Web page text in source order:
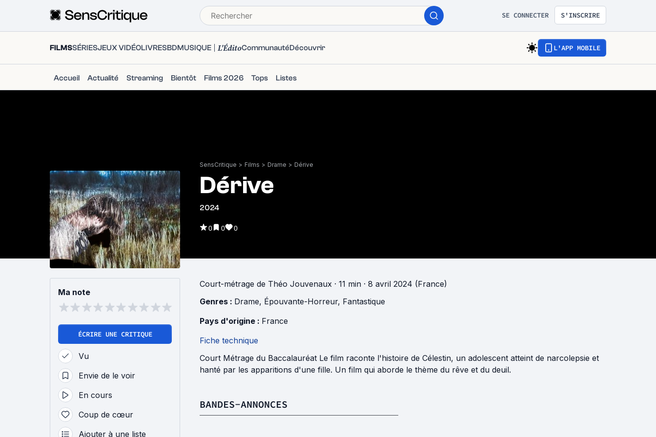
SE CONNECTER S'INSCRIRE
FILMSSÉRIESJEUX VIDÉOLIVRESBDMUSIQUE L'ÉditoCommunautéDécouvrir L'APP MOBILE
Accueil Actualité Streaming Bientôt Films 2026 Tops Listes
SensCritique > Films > Drame > Dérive
Dérive
2024
0 0 0
Ma note
ÉCRIRE UNE CRITIQUE
Vu
Envie de le voir
En cours
Coup de cœur
Ajouter à une liste
Court-métrage de Théo Jouvenaux · 11 min · 8 avril 2024 (France)
Genres : Drame, Épouvante-Horreur, Fantastique
Pays d'origine : France
Fiche technique
Court Métrage du Baccalauréat Le film raconte l'histoire de Célestin, un adolescent atteint de narcolepsie et
hanté par les apparitions d'une fille. Un film qui aborde le thème du rêve et du deuil.
BANDES-ANNONCES